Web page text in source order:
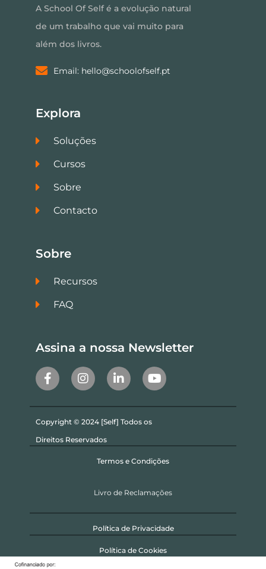
A School Of Self é a evolução natural
de um trabalho que vai muito para
além dos livros.
Email: hello@schoolofself.pt
Explora
Soluções
Cursos
Sobre
Contacto
Sobre
Recursos
FAQ
Assina a nossa Newsletter
Copyright © 2024 [Self] Todos os
Direitos Reservados
Termos e Condições
Livro de Reclamações
Política de Privacidade
Política de Cookies